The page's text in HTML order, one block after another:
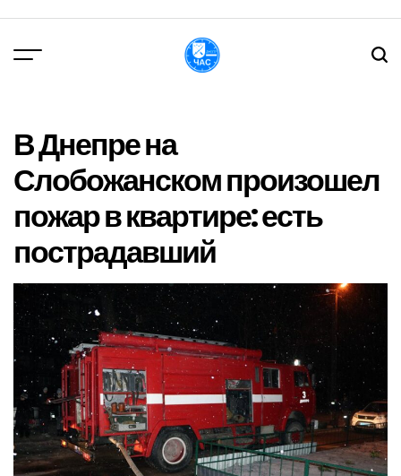
вмісту
В Днепре на
Слобожанском произошел
пожар в квартире: есть
пострадавший